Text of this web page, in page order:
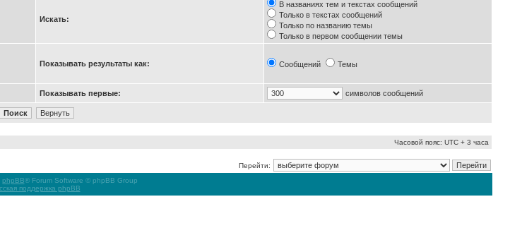
Искать:
В названиях тем и текстах сообщений
Только в текстах сообщений
Только по названию темы
Только в первом сообщении темы
Показывать результаты как: Сообщений Темы
Показывать первые: символов сообщений
Часовой пояс: UTC + 3 часа
Перейти:
phpBB® Forum Software © phpBB Group
поддержка phpBB